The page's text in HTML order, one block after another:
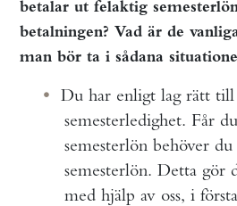
betalar ut felaktig
betalningen? Vad är de
man bör ta i sådana
Du har enligt lag rätt till
semesterledighet. Får
semesterlön behöver
semesterlön. Detta gör
med hjälp av oss, i